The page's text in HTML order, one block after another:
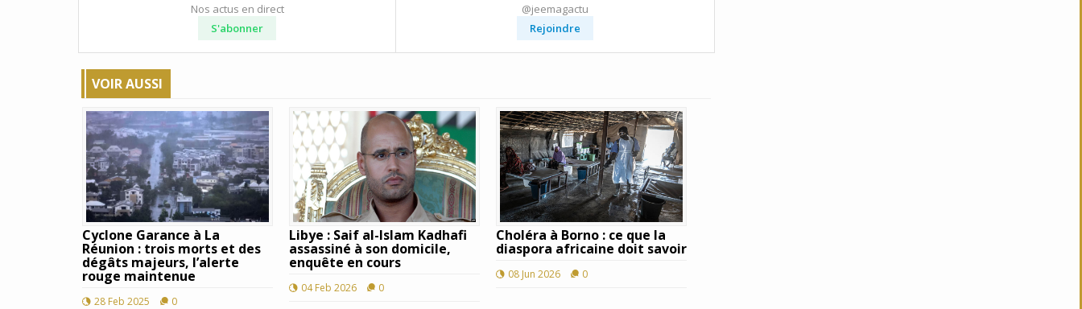
Nos actus en direct
S'abonner
@jeemagactu
Rejoindre
VOIR AUSSI
Cyclone Garance à La
Réunion : trois morts et des
dégâts majeurs, l’alerte
rouge maintenue
28 Feb 2025 0
Libye : Saif al-Islam Kadhafi
assassiné à son domicile,
enquête en cours
04 Feb 2026 0
Choléra à Borno : ce que la
diaspora africaine doit savoir
08 Jun 2026 0